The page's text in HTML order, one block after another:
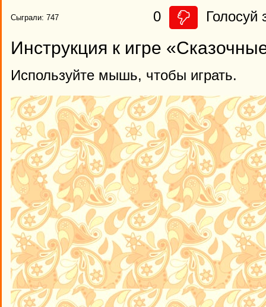
Сыграли: 747 0 Голосуй
Инструкция к игре
Используйте мышь, чтобы играть.